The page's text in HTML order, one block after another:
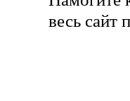
весь сайт